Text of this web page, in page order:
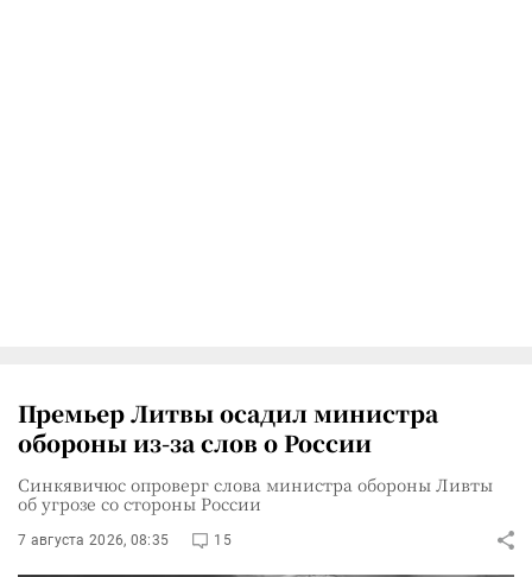
Премьер Литвы осадил министра
обороны из-за слов о России
Синкявичюс опроверг слова министра обороны Ливты
об угрозе со стороны России
7 августа 2026, 08:35 15